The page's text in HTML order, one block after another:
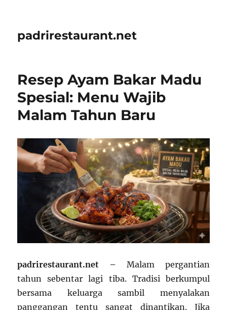
padrirestaurant.net
Resep Ayam Bakar Madu
Spesial: Menu Wajib
Malam Tahun Baru
padrirestaurant.net – Malam pergantian
tahun sebentar lagi tiba. Tradisi berkumpul
bersama keluarga sambil menyalakan
panggangan tentu sangat dinantikan. Jika